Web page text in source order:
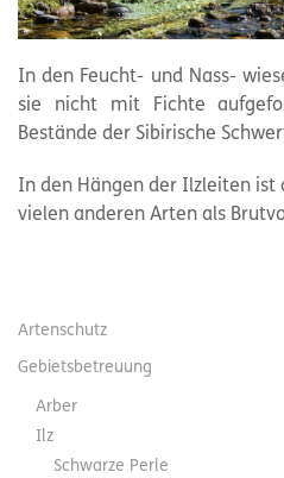
In den Feucht- und Nass-
sie nicht mit Fichte
Bestände der Sibirische
In den Hängen der Ilzleiten ist
vielen anderen Arten als
Artenschutz
Gebietsbetreuung
Arber
Ilz
Schwarze Perle